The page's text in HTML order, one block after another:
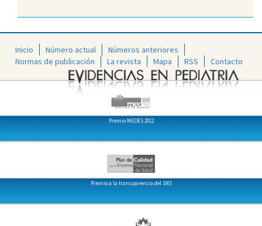
Inicio Número actual
Números anteriores
Normas de publicación
La revista Mapa RSS Contacto
Premio MEDES 2012
Premio a la transparencia del SNS